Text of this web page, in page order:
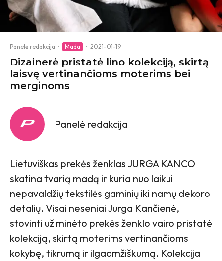
Panelė redakcija · Mada · 2021-01-19
Dizainerė pristatė lino kolekciją, skirtą
laisvę vertinančioms moterims bei
merginoms
Panelė redakcija
Lietuviškas prekės ženklas JURGA KANCO
skatina tvarią madą ir kuria nuo laikui
nepavaldžių tekstilės gaminių iki namų dekoro
detalių. Visai neseniai Jurga Kančienė,
stovinti už minėto prekės ženklo vairo pristatė
kolekciją, skirtą moterims vertinančioms
kokybę, tikrumą ir ilgaamžiškumą. Kolekcija